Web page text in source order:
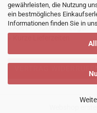
gewährleisten, die Nutzung
ein bestmögliches
Informationen finden Sie in
» 16 Jahre Erfahrung
» Hohe Kundenzufriedenheit
» Alle Produkte auf Lager